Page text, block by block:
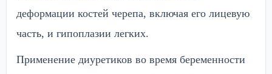
деформации костей черепа, включая его лицевую
часть, и гипоплазии легких.
Применение диуретиков во время беременности